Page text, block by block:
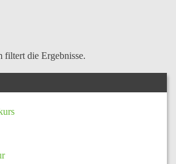
die Ergebnisse.